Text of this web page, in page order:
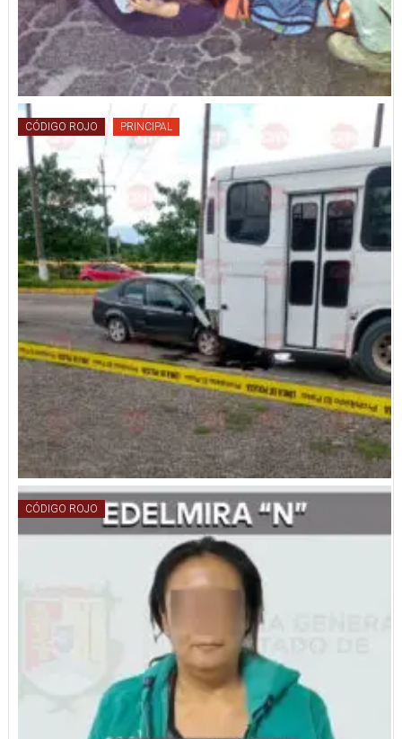
CÓDIGO ROJO PRINCIPAL
CÓDIGO ROJO